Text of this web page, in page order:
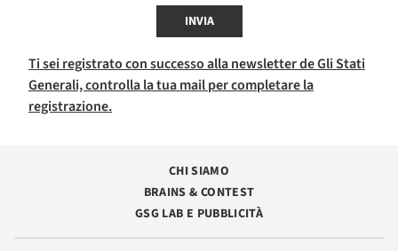
INVIA
Ti sei registrato con successo alla newsletter de Gli Stati
Generali, controlla la tua mail per completare la
registrazione.
CHI SIAMO
BRAINS & CONTEST
GSG LAB E PUBBLICITÀ